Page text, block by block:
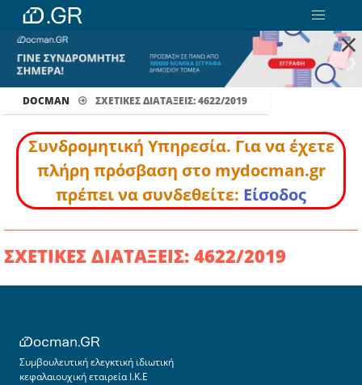
×
DOCMAN ΣΧΕΤΙΚΕΣ ΔΙΑΤΑΞΕΙΣ: 4622/2019
Συνδρομητική Υπηρεσία. Για να έχετε
πλήρη πρόσβαση στο mydocman.gr
πρέπει να συνδεθείτε: Είσοδος
ΣΧΕΤΙΚΕΣ ΔΙΑΤΑΞΕΙΣ: 4622/2019
Συμβουλευτική ελεγκτική ιδιωτική
κεφαλαιουχική εταιρεία Ι.Κ.Ε